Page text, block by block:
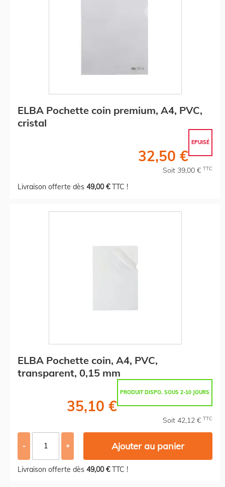
ELBA Pochette coin premium, A4, PVC,
cristal
EPUISÉ
32,50 €
Soit 39,00 € TTC
Livraison offerte dès 49,00 €TTC !
ELBA Pochette coin, A4, PVC,
transparent, 0,15 mm
PRODUIT DISPO. SOUS 2-10 JOURS
35,10 €
Soit 42,12 € TTC
- + Ajouter au panier
Livraison offerte dès 49,00 €TTC !